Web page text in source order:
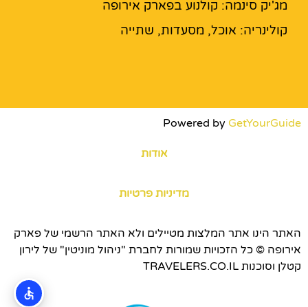
מג'יק סינמה: קולנוע בפארק אירופה
קולינריה: אוכל, מסעדות, שתייה
Powered by GetYourGuide
אודות
מדיניות פרטיות
האתר הינו אתר המלצות מטיילים ולא האתר הרשמי של פארק
אירופה © כל הזכויות שמורות לחברת "ניהול מוניטין" של לירון
קטלן וסוכנות TRAVELERS.CO.IL